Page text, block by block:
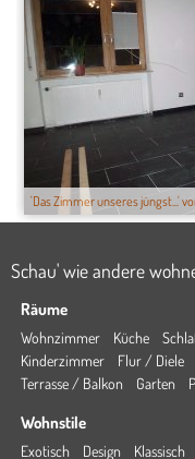
'Das Zimmer unseres jüngst...'
Schau' wie andere
Räume
Wohnzimmer Küche
Kinderzimmer
Flur / Diele
Terrasse / Balkon
Garten
Wohnstile
Exotisch Design Klassisch